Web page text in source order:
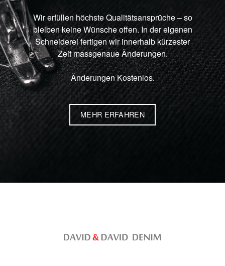
Wir erfüllen höchste Qualitätsansprüche – so
bleiben keine Wünsche offen. In der eigenen
Schneiderei fertigen wir innerhalb kürzester
Zeit massgenaue Änderungen.
Änderungen Kostenlos.
MEHR ERFAHREN